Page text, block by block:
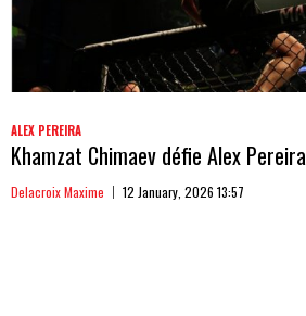
ALEX PEREIRA
Khamzat Chimaev défie Alex Pereira
Delacroix Maxime 12 January, 2026 13:57